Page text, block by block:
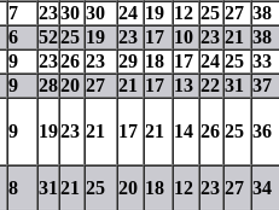
7 2330 30 24 19 12 25 27 38
6 5225 19 23 17 10 23 21 38
9 2326 23 29 18 17 24 25 33
9 2820 27 21 17 13 22 31 37
9 1923 21 17 21 14 26 25 36
8 31 21 25 20 18 12 23 27 34